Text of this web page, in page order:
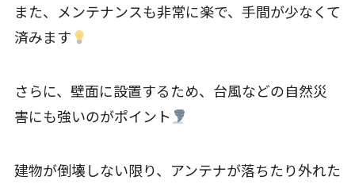
また、メンテナンスも非常に楽で、手間が少なくて
済みます
さらに、壁面に設置するため、台風などの自然災
害にも強いのがポイント
建物が倒壊しない限り、アンテナが落ちたり外れた